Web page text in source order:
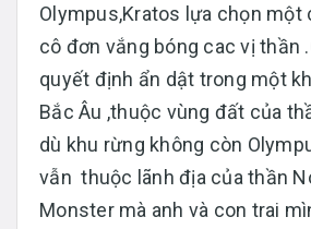
Olympus,Kratos lựa chọn một
cô đơn vắng bóng cac vị thần
quyết định ẩn dật trong một
Bắc Âu ,thuộc vùng đất của
dù khu rừng không còn
vẫn thuộc lãnh địa của thần
Monster mà anh và con trai